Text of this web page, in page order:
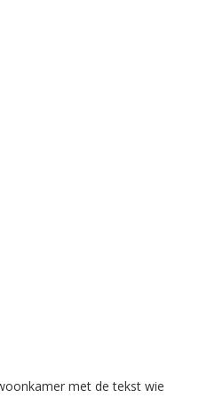
met de tekst wie